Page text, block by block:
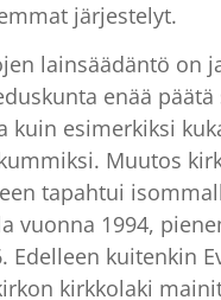
järjestelyt.
lainsäädäntö on
enää päätä
kuin esimerkiksi
Muutos
tapahtui
vuonna 1994,
Edelleen kuitenkin
kirkkolaki